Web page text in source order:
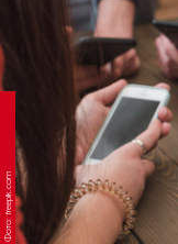
Фото: freepik.com